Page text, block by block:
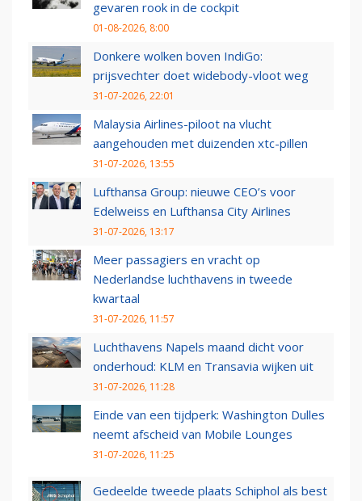
gevaren rook in de cockpit
01-08-2026, 8:00
Donkere wolken boven IndiGo:
prijsvechter doet widebody-vloot weg
31-07-2026, 22:01
Malaysia Airlines-piloot na vlucht
aangehouden met duizenden xtc-pillen
31-07-2026, 13:55
Lufthansa Group: nieuwe CEO’s voor
Edelweiss en Lufthansa City Airlines
31-07-2026, 13:17
Meer passagiers en vracht op
Nederlandse luchthavens in tweede
kwartaal
31-07-2026, 11:57
Luchthavens Napels maand dicht voor
onderhoud: KLM en Transavia wijken uit
31-07-2026, 11:28
Einde van een tijdperk: Washington Dulles
neemt afscheid van Mobile Lounges
31-07-2026, 11:25
Gedeelde tweede plaats Schiphol als best